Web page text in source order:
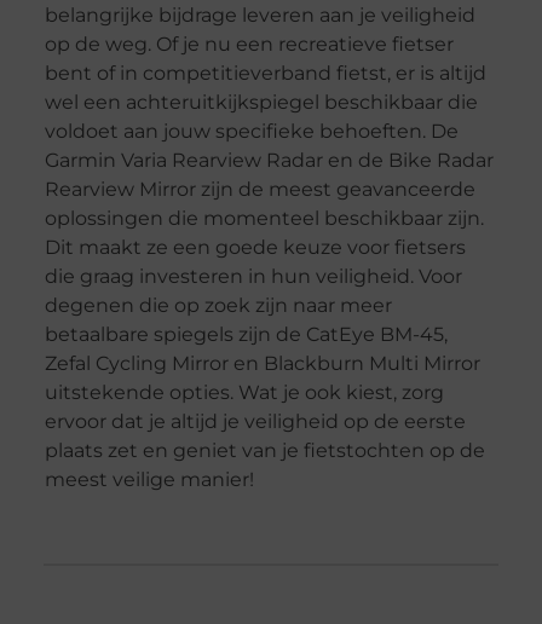
belangrijke bijdrage leveren aan je veiligheid
op de weg. Of je nu een recreatieve fietser
bent of in competitieverband fietst, er is altijd
wel een achteruitkijkspiegel beschikbaar die
voldoet aan jouw specifieke behoeften. De
Garmin Varia Rearview Radar en de Bike Radar
Rearview Mirror zijn de meest geavanceerde
oplossingen die momenteel beschikbaar zijn.
Dit maakt ze een goede keuze voor fietsers
die graag investeren in hun veiligheid. Voor
degenen die op zoek zijn naar meer
betaalbare spiegels zijn de CatEye BM-45,
Zefal Cycling Mirror en Blackburn Multi Mirror
uitstekende opties. Wat je ook kiest, zorg
ervoor dat je altijd je veiligheid op de eerste
plaats zet en geniet van je fietstochten op de
meest veilige manier!